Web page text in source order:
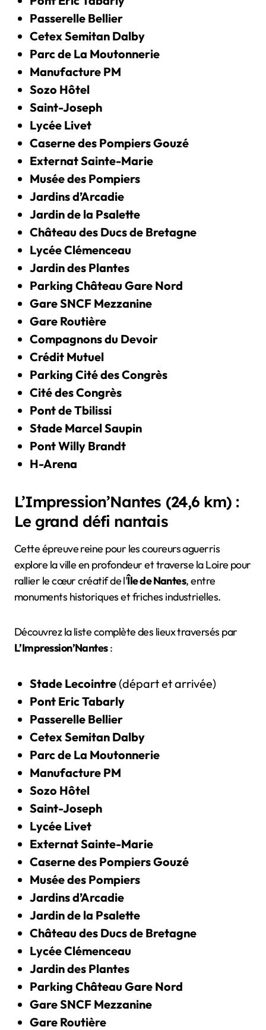
Passerelle Bellier
Cetex Semitan Dalby
Parc de La Moutonnerie
Manufacture PM
Sozo Hôtel
Saint-Joseph
Lycée Livet
Caserne des Pompiers Gouzé
Externat Sainte-Marie
Musée des Pompiers
Jardins d’Arcadie
Jardin de la Psalette
Château des Ducs de Bretagne
Lycée Clémenceau
Jardin des Plantes
Parking Château Gare Nord
Gare SNCF Mezzanine
Gare Routière
Compagnons du Devoir
Crédit Mutuel
Parking Cité des Congrès
Cité des Congrès
Pont de Tbilissi
Stade Marcel Saupin
Pont Willy Brandt
H-Arena
L’Impression’Nantes (24,6 km) :
Le grand défi nantais
Cette épreuve reine pour les coureurs aguerris
explore la ville en profondeur et traverse la Loire pour
rallier le cœur créatif de l’Île de Nantes, entre
monuments historiques et friches industrielles.
Découvrez la liste complète des lieux traversés par
L’Impression’Nantes:
Stade Lecointre(départ et arrivée)
Pont Eric Tabarly
Passerelle Bellier
Cetex Semitan Dalby
Parc de La Moutonnerie
Manufacture PM
Sozo Hôtel
Saint-Joseph
Lycée Livet
Externat Sainte-Marie
Caserne des Pompiers Gouzé
Musée des Pompiers
Jardins d’Arcadie
Jardin de la Psalette
Château des Ducs de Bretagne
Lycée Clémenceau
Jardin des Plantes
Parking Château Gare Nord
Gare SNCF Mezzanine
Gare Routière